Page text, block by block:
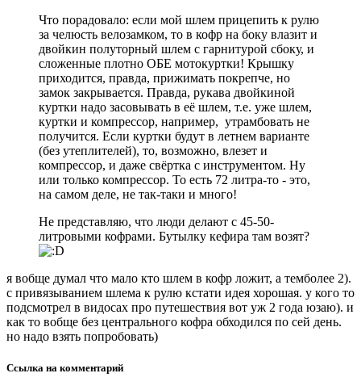
Что порадовало: если мой шлем прицепить к рулю
за челюсть велозамком, то в кофр на боку влазит и
двойкин полуторный шлем с гарнитурой сбоку, и
сложенные плотно ОБЕ мотокуртки! Крышку
приходится, правда, прижимать покрепче, но
замок закрывается. Правда, рукава двойкиной
куртки надо засовывать в её шлем, т.е. уже шлем,
куртки и компрессор, например, утрамбовать не
получится. Если куртки будут в летнем варианте
(без утеплителей), то, возможно, влезет и
компрессор, и даже свёртка с инструментом. Ну
или только компрессор. То есть 72 литра-то - это,
на самом деле, не так-таки и много!
Не представляю, что люди делают с 45-50-
литровыми кофрами. Бутылку кефира там возят?
я вобще думал что мало кто шлем в кофр ложит, а темболее 2).
с привязыванием шлема к рулю кстати идея хорошая. у кого то
подсмотрел в видосах про путешествия вот уж 2 года юзаю). и
как то вобще без центрального кофра обходился по сей день.
но надо взять попробовать)
Ссылка на комментарий